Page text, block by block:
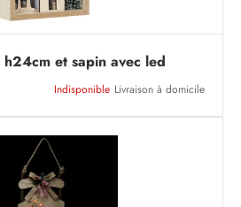
et sapin avec led
Indisponible Livraison à domicile